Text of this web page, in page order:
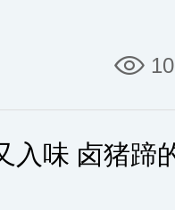
入味 卤猪蹄